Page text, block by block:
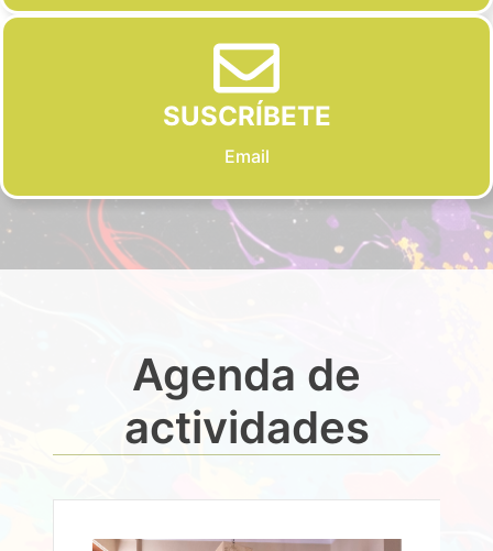
SUSCRÍBETE
Email
Agenda de
actividades